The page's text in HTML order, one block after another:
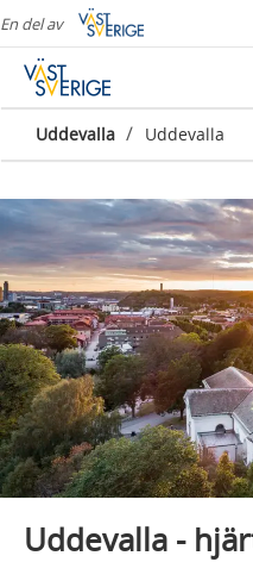
En del av
Uddevalla / Uddevalla
Uddevalla -